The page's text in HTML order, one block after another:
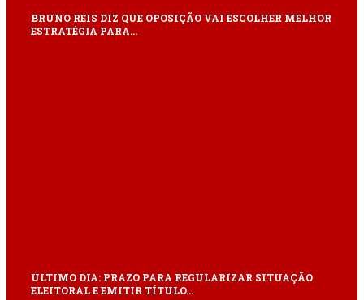
BRUNO REIS DIZ QUE OPOSIÇÃO VAI ESCOLHER MELHOR
ESTRATÉGIA PARA…
ÚLTIMO DIA: PRAZO PARA REGULARIZAR SITUAÇÃO
ELEITORAL E EMITIR TÍTULO…